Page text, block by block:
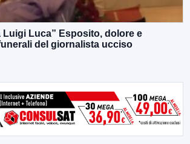
Luigi Luca” Esposito, dolore e
del giornalista ucciso